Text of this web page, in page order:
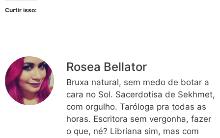
Curtir isso:
Rosea Bellator
Bruxa natural, sem medo de botar a
cara no Sol. Sacerdotisa de Sekhmet,
com orgulho. Taróloga pra todas as
horas. Escritora sem vergonha, fazer
o que, né? Libriana sim, mas com